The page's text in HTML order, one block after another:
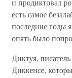
и продиктовал
есть самое
последние годы
опять было
Диктуя,
Диккенсе,